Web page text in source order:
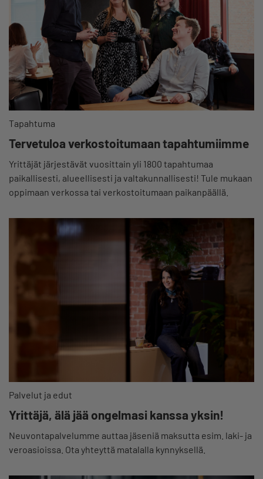
Tapahtuma
Tervetuloa verkostoitumaan tapahtumiimme
Yrittäjät järjestävät vuosittain yli 1800 tapahtumaa
paikallisesti, alueellisesti ja valtakunnallisesti! Tule mukaan
oppimaan verkossa tai verkostoitumaan paikanpäällä.
Palvelut ja edut
Yrittäjä, älä jää ongelmasi kanssa yksin!
Neuvontapalvelumme auttaa jäseniä maksutta esim. laki- ja
veroasioissa. Ota yhteyttä matalalla kynnyksellä.